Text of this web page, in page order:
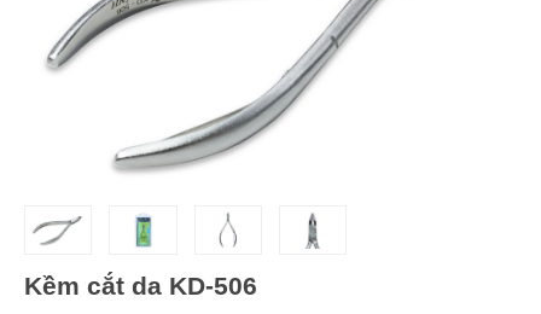
Kềm cắt da KD-506